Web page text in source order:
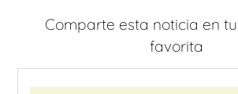
Comparte esta noticia en
favorita